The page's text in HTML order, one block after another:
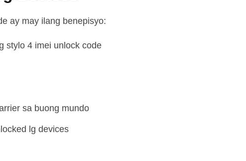
ay may ilang benepisyo:
stylo 4 imei unlock code
sa buong mundo
lg devices